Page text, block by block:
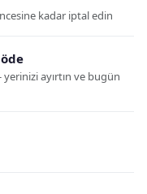
kadar iptal edin
yerinizi ayırtın ve bugün